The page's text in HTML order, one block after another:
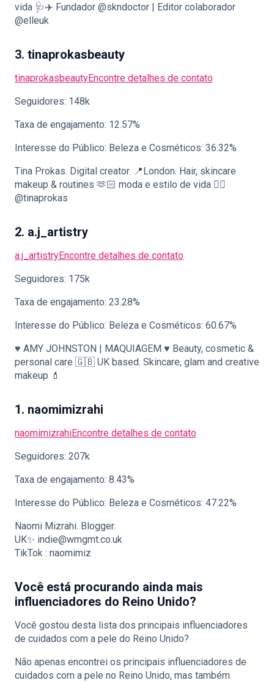
vida 🩺✈️ Fundador @skndoctor | Editor colaborador
@elleuk
3. tinaprokasbeauty
tinaprokasbeautyEncontre detalhes de contato
Seguidores: 148k
Taxa de engajamento: 12.57%
Interesse do Público: Beleza e Cosméticos: 36.32%
Tina Prokas. Digital creator. 📍London. Hair, skincare
makeup & routines 🫶🏻 moda e estilo de vida 👉🏼
@tinaprokas
2. a.j_artistry
a.j_artistryEncontre detalhes de contato
Seguidores: 175k
Taxa de engajamento: 23.28%
Interesse do Público: Beleza e Cosméticos: 60.67%
♥ AMY JOHNSTON | MAQUIAGEM ♥ Beauty, cosmetic &
personal care 🇬🇧 UK based. Skincare, glam and creative
makeup 💄
1. naomimizrahi
naomimizrahiEncontre detalhes de contato
Seguidores: 207k
Taxa de engajamento: 8.43%
Interesse do Público: Beleza e Cosméticos: 47.22%
Naomi Mizrahi. Blogger.
UK✨ indie@wmgmt.co.uk
TikTok : naomimiz
Você está procurando ainda mais
influenciadores do Reino Unido?
Você gostou desta lista dos principais influenciadores
de cuidados com a pele do Reino Unido?
Não apenas encontrei os principais influenciadores de
cuidados com a pele no Reino Unido, mas também